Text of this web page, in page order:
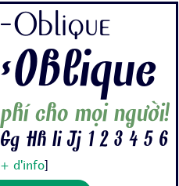
Oblique
Oblique
cho mọi người!
Hh Ii Jj 1 2 3 4 5 6
+ d'info